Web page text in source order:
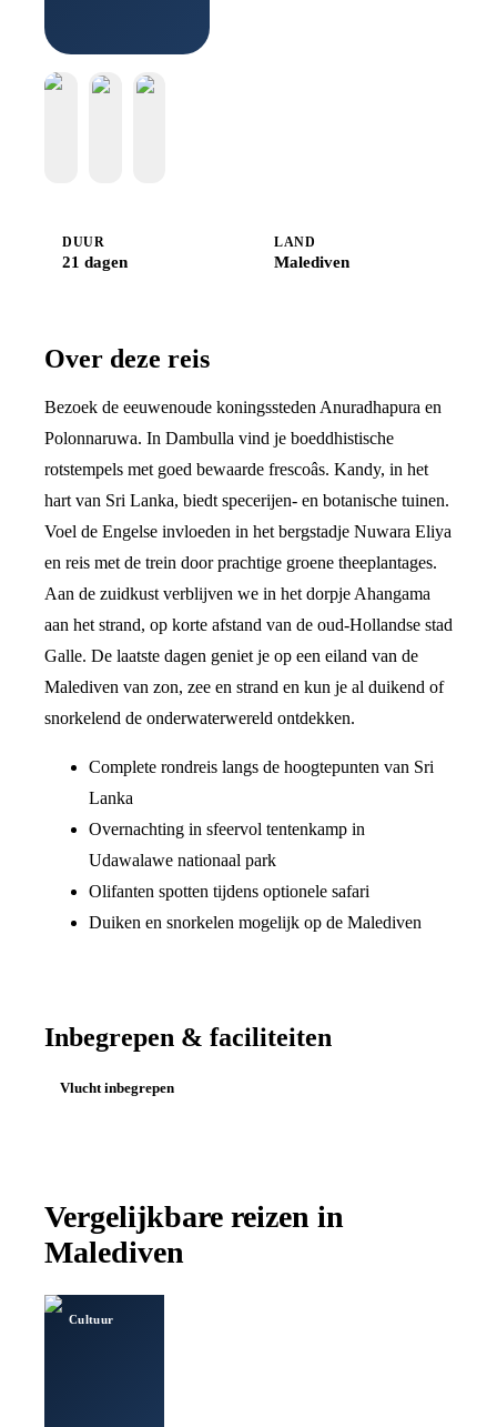
DUUR
21 dagen
LAND
Malediven
Over deze reis
Bezoek de eeuwenoude koningssteden Anuradhapura en
Polonnaruwa. In Dambulla vind je boeddhistische
rotstempels met goed bewaarde frescoâs. Kandy, in het
hart van Sri Lanka, biedt specerijen- en botanische tuinen.
Voel de Engelse invloeden in het bergstadje Nuwara Eliya
en reis met de trein door prachtige groene theeplantages.
Aan de zuidkust verblijven we in het dorpje Ahangama
aan het strand, op korte afstand van de oud-Hollandse stad
Galle. De laatste dagen geniet je op een eiland van de
Malediven van zon, zee en strand en kun je al duikend of
snorkelend de onderwaterwereld ontdekken.
Complete rondreis langs de hoogtepunten van Sri
Lanka
Overnachting in sfeervol tentenkamp in
Udawalawe nationaal park
Olifanten spotten tijdens optionele safari
Duiken en snorkelen mogelijk op de Malediven
Inbegrepen & faciliteiten
Vlucht inbegrepen
Vergelijkbare reizen in
Malediven
Cultuur